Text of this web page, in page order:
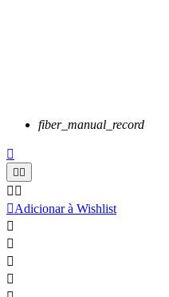
fiber_manual_record

 
 
Adicionar à Wishlist



